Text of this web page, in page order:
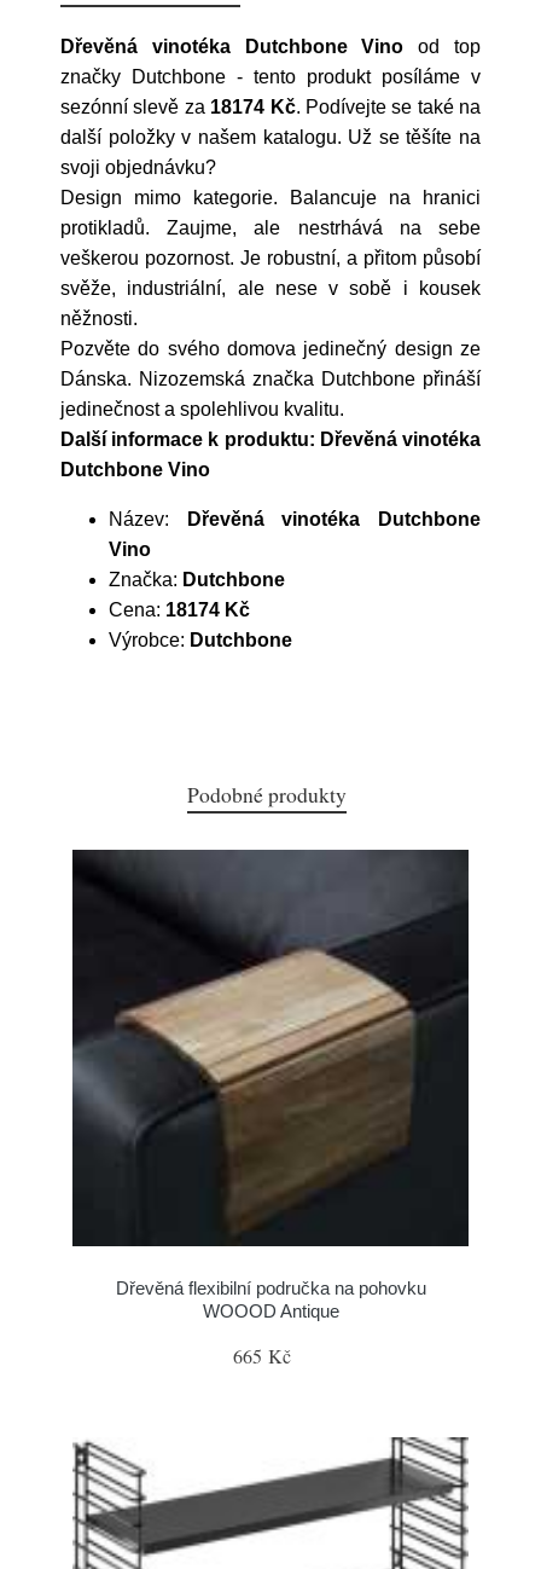
Dřevěná vinotéka Dutchbone Vino od top
značky
Dutchbone - tento produkt posíláme v
sezónní slevě za 18174 Kč. Podívejte se také na
další položky v našem katalogu. Už se těšíte na
svoji objednávku?
Design mimo kategorie. Balancuje na hranici
protikladů. Zaujme, ale nestrhává na sebe
veškerou pozornost. Je robustní, a přitom působí
svěže, industriální, ale nese v sobě i kousek
něžnosti.
Pozvěte do svého domova jedinečný design ze
Dánska. Nizozemská značka Dutchbone přináší
jedinečnost a spolehlivou kvalitu.
Další informace k produktu: Dřevěná vinotéka
Dutchbone Vino
Název:
Dřevěná vinotéka Dutchbone
Vino
Značka: Dutchbone
Cena: 18174 Kč
Výrobce: Dutchbone
Podobné produkty
Dřevěná flexibilní područka na pohovku
WOOOD Antique
665 Kč